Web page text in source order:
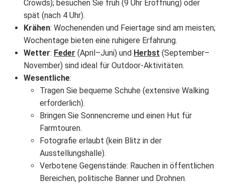
Crowds); besuchen Sie früh (9 Uhr Eröffnung) oder
spät (nach 4 Uhr).
Krähen: Wochenenden und Feiertage sind am meisten;
Wochentage bieten eine ruhigere Erfahrung.
Wetter: Feder (April–Juni) und Herbst (September–
November) sind ideal für Outdoor-Aktivitäten.
Wesentliche:
Tragen Sie bequeme Schuhe (extensive Walking
erforderlich).
Bringen Sie Sonnencreme und einen Hut für
Farmtouren.
Fotografie erlaubt (kein Blitz in der
Ausstellungshalle).
Verbotene Gegenstände: Rauchen in öffentlichen
Bereichen, politische Banner und Drohnen.